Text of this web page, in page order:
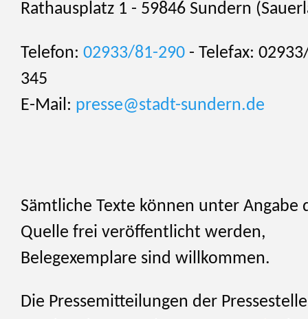
Rathausplatz 1 - 59846 Sundern
Telefon: 02933/81-290 - Telefax:
345
E-Mail: presse@stadt-sundern.de
Sämtliche Texte können unter Angabe
Quelle frei veröffentlicht werden,
Belegexemplare sind willkommen.
Die Pressemitteilungen der